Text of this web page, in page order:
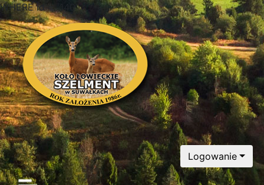
WHERE id = '140'
Logowanie